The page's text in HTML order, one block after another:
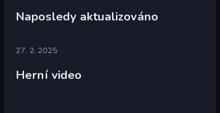
Naposledy aktualizováno
27. 2. 2025
Herní video